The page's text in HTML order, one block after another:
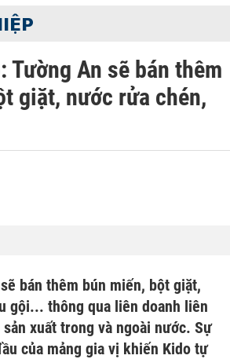
Tường An sẽ bán thêm
giặt, nước rửa chén,
bán thêm bún miến, bột giặt,
gội... thông qua liên doanh liên
xuất trong và ngoài nước. Sự
của mảng gia vị khiến Kido tự